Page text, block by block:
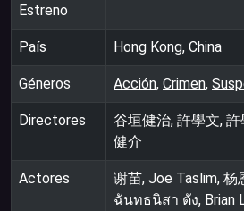
Estreno
País Hong Kong, China
Géneros Acción, Crimen,
Directores
谷垣健治, 許學文,
健介
Actores
谢苗, Joe Taslim, 杨
ฉันทธนิสา ตัง, Brian